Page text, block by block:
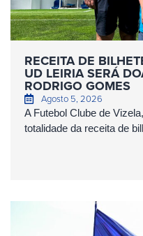
RECEITA DE
UD LEIRIA SERÁ
RODRIGO GOMES
Agosto 5, 2026
A Futebol Clube de
totalidade da receita de